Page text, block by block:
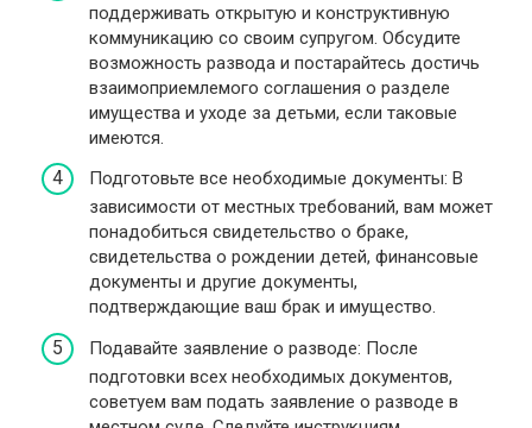
поддерживать открытую и конструктивную
коммуникацию со своим супругом. Обсудите
возможность развода и постарайтесь достичь
взаимоприемлемого соглашения о разделе
имущества и уходе за детьми, если таковые
имеются.
Подготовьте все необходимые документы: В
зависимости от местных требований, вам может
понадобиться свидетельство о браке,
свидетельства о рождении детей, финансовые
документы и другие документы,
подтверждающие ваш брак и имущество.
Подавайте заявление о разводе: После
подготовки всех необходимых документов,
советуем вам подать заявление о разводе в